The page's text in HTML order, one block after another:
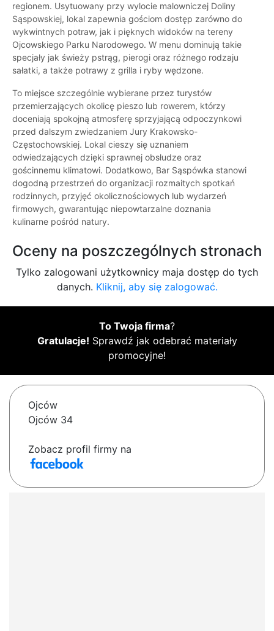
regionem. Usytuowany przy wylocie malowniczej Doliny
Sąspowskiej, lokal zapewnia gościom dostęp zarówno do
wykwintnych potraw, jak i pięknych widoków na tereny
Ojcowskiego Parku Narodowego. W menu dominują takie
specjały jak świeży pstrąg, pierogi oraz różnego rodzaju
sałatki, a także potrawy z grilla i ryby wędzone.
To miejsce szczególnie wybierane przez turystów
przemierzających okolicę pieszo lub rowerem, którzy
doceniają spokojną atmosferę sprzyjającą odpoczynkowi
przed dalszym zwiedzaniem Jury Krakowsko-
Częstochowskiej. Lokal cieszy się uznaniem
odwiedzających dzięki sprawnej obsłudze oraz
gościnnemu klimatowi. Dodatkowo, Bar Sąspówka stanowi
dogodną przestrzeń do organizacji rozmaitych spotkań
rodzinnych, przyjęć okolicznościowych lub wydarzeń
firmowych, gwarantując niepowtarzalne doznania
kulinarne pośród natury.
Oceny na poszczególnych stronach
Tylko zalogowani użytkownicy maja dostęp do tych
danych. Kliknij, aby się zalogować.
To Twoja firma?
Gratulacje! Sprawdź jak odebrać materiały
promocyjne!
Ojców
Ojców 34
Zobacz profil firmy na